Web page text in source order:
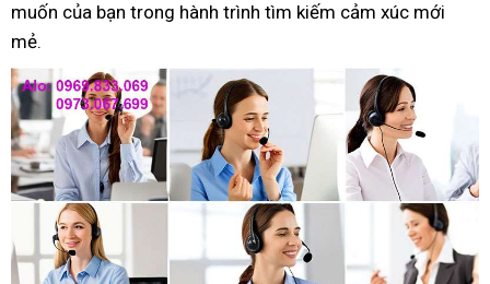
muốn của bạn trong hành trình tìm kiếm cảm xúc mới
mẻ.